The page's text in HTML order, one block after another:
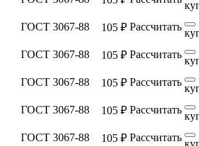
ГОСТ 3067-88 105 ₽ Рассчитать
ГОСТ 3067-88 105 ₽ Рассчитать
ГОСТ 3067-88 105 ₽ Рассчитать
ГОСТ 3067-88 105 ₽ Рассчитать
ГОСТ 3067-88 105 ₽ Рассчитать